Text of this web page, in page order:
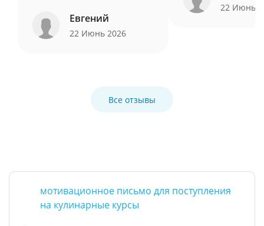
Евгений
22 Июнь 2026
22 Июнь
Все отзывы
мотивационное письмо для поступления
на кулинарные курсы